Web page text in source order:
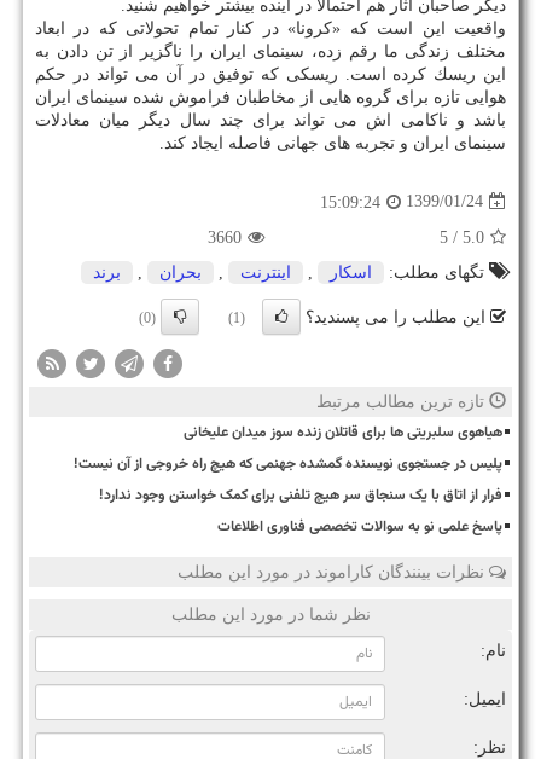
دیگر صاحبان آثار هم احتمالاً در آینده بیشتر خواهیم شنید.
واقعیت این است كه «كرونا» در كنار تمام تحولاتی كه در ابعاد
مختلف زندگی ما رقم زده، سینمای ایران را ناگزیر از تن دادن به
این ریسك كرده است. ریسكی كه توفیق در آن می تواند در حكم
هوایی تازه برای گروه هایی از مخاطبان فراموش شده سینمای ایران
باشد و ناكامی اش می تواند برای چند سال دیگر میان معادلات
سینمای ایران و تجربه های جهانی فاصله ایجاد كند.
1399/01/24
15:09:24
5.0
/ 5
3660
تگهای مطلب:
اسكار , اینترنت , بحران , برند
این مطلب را می پسندید؟ (1)
(0)
تازه ترین مطالب مرتبط
هیاهوی سلبریتی ها برای قاتلان زنده سوز میدان علیخانی
پلیس در جستجوی نویسنده گمشده جهنمی که هیچ راه خروجی از آن نیست!
فرار از اتاق با یک سنجاق سر هیچ تلفنی برای کمک خواستن وجود ندارد!
پاسخ علمی نو به سوالات تخصصی فناوری اطلاعات
نظرات بینندگان کاراموند در مورد این مطلب
نظر شما در مورد این مطلب
نام:
ایمیل:
نظر: